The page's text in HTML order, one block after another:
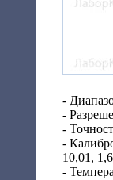
-
-
-
-
10,01,
-